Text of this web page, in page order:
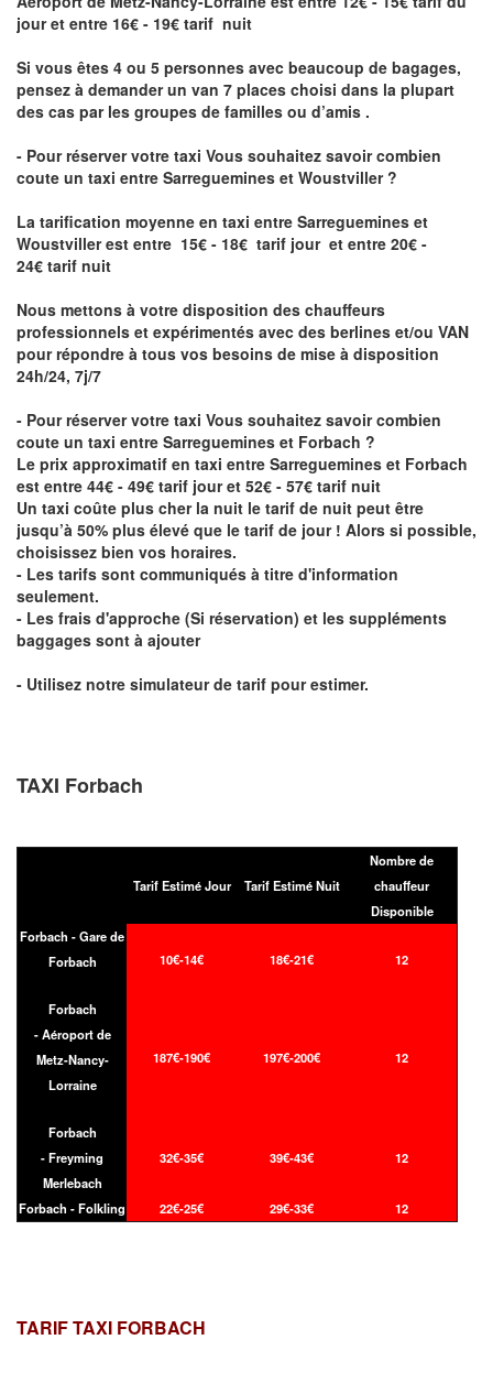
jour et entre 16€ - 19€ tarif nuit
Si vous êtes 4 ou 5 personnes avec beaucoup de bagages,
pensez à demander un van 7 places choisi dans la plupart
des cas par les groupes de familles ou d’amis .
- Pour réserver votre taxi Vous souhaitez savoircombien
coute un taxi entre Sarreguemines et Woustviller ?
La tarification moyenne en taxi entre Sarreguemines et
Woustviller est entre 15€ - 18€ tarif jour et entre 20€ -
24€ tarif nuit
Nous mettons à votre disposition des chauffeurs
professionnels et expérimentés avec des berlines et/ou VAN
pour répondre à tous vos besoins de mise à disposition
24h/24, 7j/7
- Pour réserver votre taxi Vous souhaitez savoircombien
coute un taxi entre Sarreguemines et Forbach ?
Le prix approximatif en taxi entre Sarreguemines et Forbach
est entre 44€ - 49€ tarif jour et 52€ - 57€ tarif nuit
Un taxi coûte plus cher la nuit le tarif de nuit peut être
jusqu’à 50% plus élevé que le tarif de jour ! Alors si possible,
choisissez bien vos horaires.
- Les tarifs sont communiqués à titre d'information
seulement.
- Les frais d'approche (Si réservation) et les suppléments
baggages sont à ajouter
- Utilisez notre simulateur de tarif pour estimer.
TAXI Forbach
Tarif Estimé Jour Tarif Estimé Nuit
Nombre de
chauffeur
Disponible
Forbach - Gare de
Forbach
10€-14€ 18€-21€ 12
Forbach
- Aéroport de
Metz-Nancy-
Lorraine
187€-190€ 197€-200€ 12
Forbach
- Freyming
Merlebach
32€-35€ 39€-43€ 12
Forbach - Folkling 22€-25€ 29€-33€ 12
TARIF TAXI FORBACH